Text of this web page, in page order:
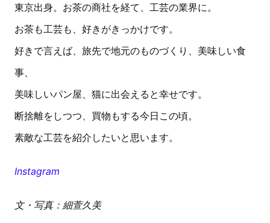
東京出身。お茶の商社を経て、工芸の業界に。
お茶も工芸も、好きがきっかけです。
好きで言えば、旅先で地元のものづくり、美味しい食
事、
美味しいパン屋、猫に出会えると幸せです。
断捨離をしつつ、買物もする今日この頃。
素敵な工芸を紹介したいと思います。
Instagram
文・写真：細萱久美